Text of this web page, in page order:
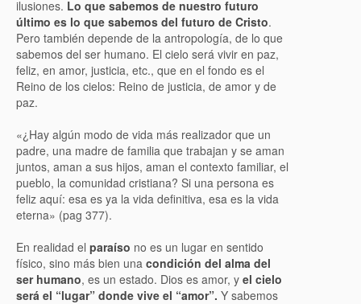
ilusiones. Lo que sabemos de nuestro futuro
último es lo que sabemos del futuro de Cristo.
Pero también depende de la antropología, de lo que
sabemos del ser humano. El cielo será vivir en paz,
feliz, en amor, justicia, etc., que en el fondo es el
Reino de los cielos: Reino de justicia, de amor y de
paz.
«¿Hay algún modo de vida más realizador que un
padre, una madre de familia que trabajan y se aman
juntos, aman a sus hijos, aman el contexto familiar, el
pueblo, la comunidad cristiana? Si una persona es
feliz aquí: esa es ya la vida definitiva, esa es la vida
eterna» (pag 377).
En realidad el paraíso no es un lugar en sentido
físico, sino más bien una condición del alma del
ser humano, es un estado. Dios es amor, y el cielo
será el “lugar” donde vive el “amor”. Y sabemos